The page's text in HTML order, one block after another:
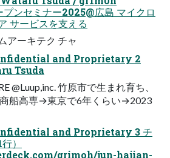
ンセミナー2025@広島 マイクロ
サービスを支える
アーキテク チャ
and Proprietary 2
Tsuda
@Luup,inc. 竹原市で生まれ育ち、
船高専→東京で6年くらい→2023
and Proprietary 3 チ
）
grimoh/jun-hajian-